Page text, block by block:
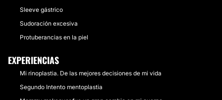
Sleeve gástrico
Sudoración excesiva
Protuberancias en la piel
EXPERIENCIAS
Mi rinoplastia. De las mejores decisiones de mi vida
Segundo Intento mentoplastia